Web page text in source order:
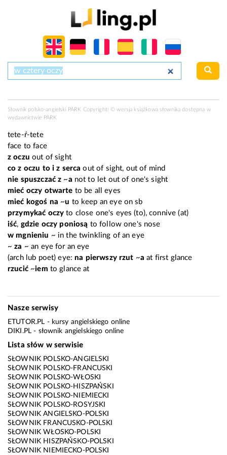
Słownik polsko-angielski PARK Copyright: © wersja książkowa słownika dostępna w
wydawnictwie PARK
tete-ŕ-tete
face to face
z oczu out of sight
co z oczu to i z serca out of sight, out of mind
nie spuszczać z ~a not to let out of one's sight
mieć oczy otwarte to be all eyes
mieć kogoś na ~u to keep an eye on sb
przymykać oczy to close one's eyes (to), connive (at)
iść, gdzie oczy poniosą to follow one's nose
w mgnieniu ~ in the twinkling of an eye
~za ~ an eye for an eye
(arch lub poet) eye:na pierwszy rzut ~a at first glance
rzucić~iem to glance at
Nasze serwisy
ETUTOR.PL - kursy angielskiego online
DIKI.PL - słownik angielskiego online
Lista słów w serwisie
SŁOWNIK POLSKO-ANGIELSKI
SŁOWNIK POLSKO-FRANCUSKI
SŁOWNIK POLSKO-WŁOSKI
SŁOWNIK POLSKO-HISZPAŃSKI
SŁOWNIK POLSKO-NIEMIECKI
SŁOWNIK POLSKO-ROSYJSKI
SŁOWNIK ANGIELSKO-POLSKI
SŁOWNIK FRANCUSKO-POLSKI
SŁOWNIK WŁOSKO-POLSKI
SŁOWNIK HISZPAŃSKO-POLSKI
SŁOWNIK NIEMIECKO-POLSKI